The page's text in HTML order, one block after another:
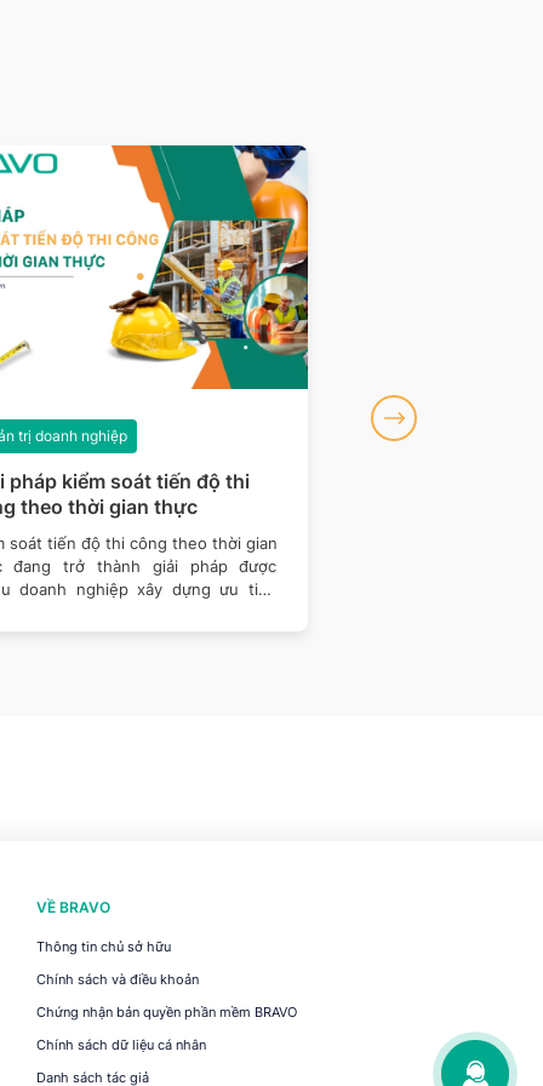
pháp kiểm soát tiến độ thi
theo thời gian thực
trị doanh nghiệp
soát tiến độ thi công theo thời gian
đang trở thành giải pháp được
doanh nghiệp xây dựng ưu tiên
Quản trị doanh nghiệp
VỀ BRAVO
Thông tin chủ sở hữu
Chính sách và điều khoản
Chứng nhận bản quyền phần mềm BRAVO
Chính sách dữ liệu cá nhân
Danh sách tác giả